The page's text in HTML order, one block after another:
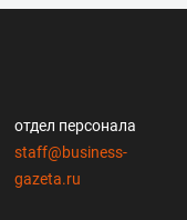
отдел персонала
staff@business-
gazeta.ru